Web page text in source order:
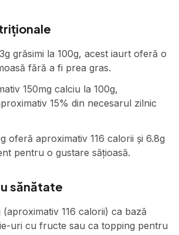
grăsimi la 100g, acest iaurt oferă o
fără a fi prea gras.
150mg calciu la 100g,
15% din necesarul zilnic
oferă aproximativ 116 calorii și 6.8g
pentru o gustare sățioasă.
sănătate
(aproximativ 116 calorii) ca bază
uri cu fructe sau ca topping pentru